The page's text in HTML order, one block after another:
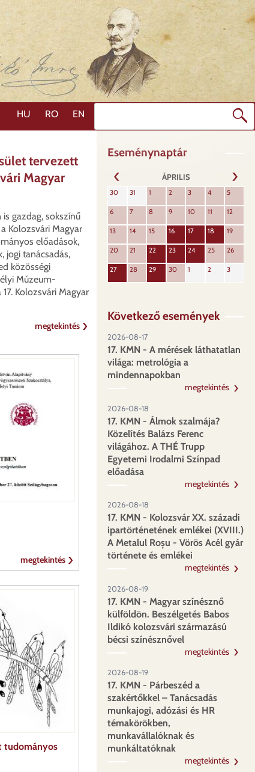
HU RO EN
tervezett
Magyar
gazdag, sokszínű
Kolozsvári Magyar
előadások,
jogi tanácsadás,
közösségi
Múzeum-
Kolozsvári Magyar
megtekintés
megtekintés
tudományos
Eseménynaptár
ELŐZŐ
ÁPRILIS
30 31 1 2 3 4 5
6 7 8 9 10 11 12
13 14 15 16 17 18 19
20 21 22 23 24 25 26
27 28 29 30 1 2 3
Következő események
2026-08-17
17. KMN - A mérések láthatatlan
világa: metrológia a
mindennapokban
megtekintés
2026-08-18
17. KMN - Álmok szalmája?
Közelítés Balázs Ferenc
világához. A THÉ Trupp
Egyetemi Irodalmi Színpad
előadása
megtekintés
2026-08-18
17. KMN - Kolozsvár XX. századi
ipartörténetének emlékei (XVIII.)
A Metalul Roșu - Vörös Acél gyár
története és emlékei
megtekintés
2026-08-19
17. KMN - Magyar színésznő
külföldön. Beszélgetés Babos
Ildikó kolozsvári származású
bécsi színésznővel
megtekintés
2026-08-19
17. KMN - Párbeszéd a
szakértőkkel – Tanácsadás
munkajogi, adózási és HR
témakörökben,
munkavállalóknak és
munkáltatóknak
megtekintés